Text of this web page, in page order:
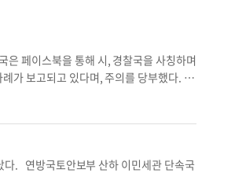
은 페이스북을 통해 시, 경찰국을 사칭하며
례가 보고되고 있다며, 주의를 당부했다.
수료 등의 즉각적인 납부를 요구하지 않
가능성이 높다며 의심스러운 연락을 받
되면 즉시 신고(949-724-7000)할 것을
. 연방국토안보부 산하 이민세관 단속국